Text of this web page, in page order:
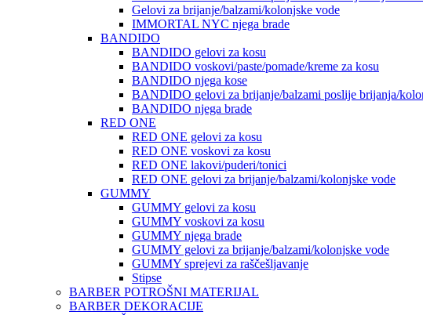
Gelovi za brijanje/balzami/kolonjske vode
IMMORTAL NYC njega brade
BANDIDO
BANDIDO gelovi za kosu
BANDIDO voskovi/paste/pomade/kreme za kosu
BANDIDO njega kose
BANDIDO gelovi za brijanje/balzami poslije brijanja/
BANDIDO njega brade
RED ONE
RED ONE gelovi za kosu
RED ONE voskovi za kosu
RED ONE lakovi/puderi/tonici
RED ONE gelovi za brijanje/balzami/kolonjske vode
GUMMY
GUMMY gelovi za kosu
GUMMY voskovi za kosu
GUMMY njega brade
GUMMY gelovi za brijanje/balzami/kolonjske vode
GUMMY sprejevi za raščešljavanje
Stipse
BARBER POTROŠNI MATERIJAL
BARBER DEKORACIJE